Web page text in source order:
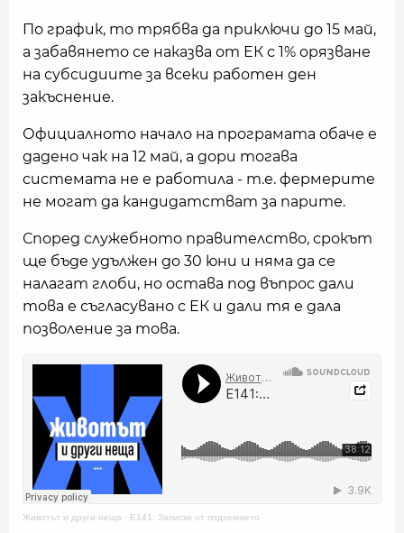
По график, то трябва да приключи до 15 май,
а забавянето се наказва от ЕК с 1% орязване
на субсидиите за всеки работен ден
закъснение.
Официалното начало на програмата обаче е
дадено чак на 12 май, а дори тогава
системата не е работила - т.е. фермерите
не могат да кандидатстват за парите.
Според служебното правителство, срокът
ще бъде удължен до 30 юни и няма да се
налагат глоби, но остава под въпрос дали
това е съгласувано с ЕК и дали тя е дала
позволение за това.
Животът и други неща · E141: Записки от подземието